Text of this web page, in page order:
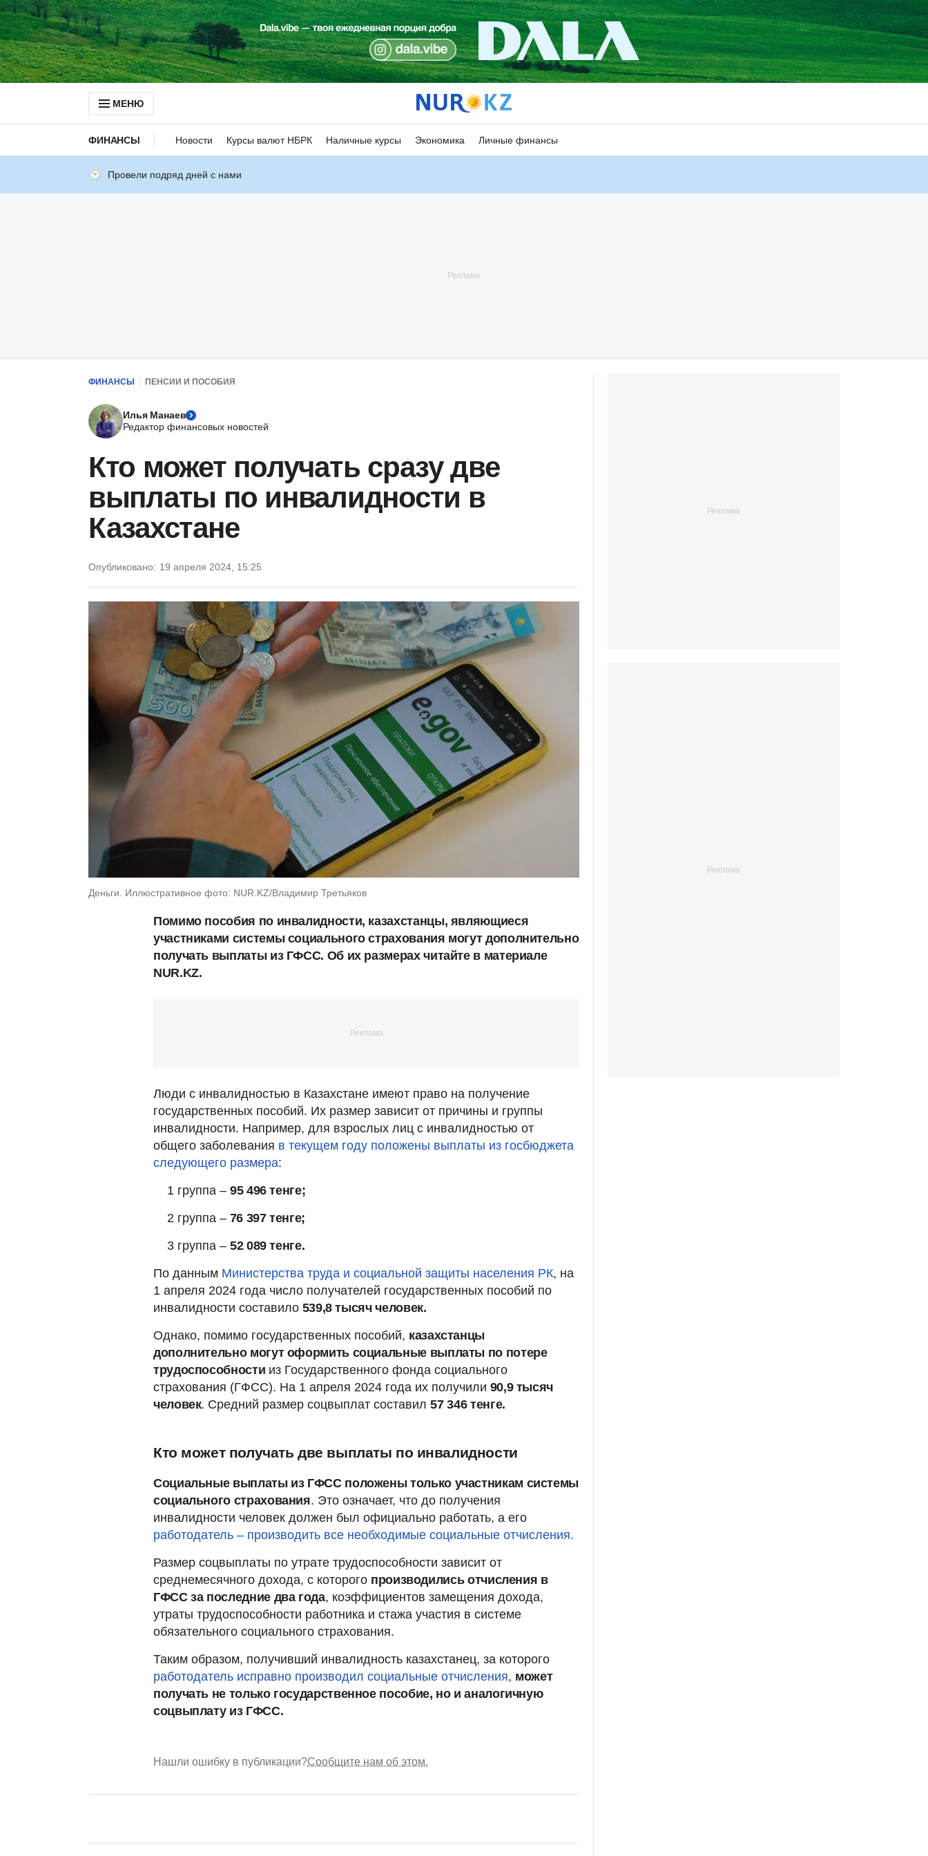
МЕНЮ
ФИНАНСЫ Новости Курсы валют НБРК Наличные курсы Экономика Личные финансы
Провели подряд дней с нами
ФИНАНСЫ ПЕНСИИ И ПОСОБИЯ
Илья Манаев
Редактор финансовых новостей
Кто может получать сразу две
выплаты по инвалидности в
Казахстане
Опубликовано: 19 апреля 2024, 15:25
Деньги. Иллюстративное фото: NUR.KZ/Владимир Третьяков
Помимо пособия по инвалидности, казахстанцы, являющиеся
участниками системы социального страхования могут дополнительно
получать выплаты из ГФСС. Об их размерах читайте в материале
NUR.KZ.
Люди с инвалидностью в Казахстане имеют право на получение
государственных пособий. Их размер зависит от причины и группы
инвалидности. Например, для взрослых лиц с инвалидностью от
общего заболевания в текущем году положены выплаты из госбюджета
следующего размера:
1 группа – 95 496 тенге;
2 группа – 76 397 тенге;
3 группа – 52 089 тенге.
По данным Министерства труда и социальной защиты населения РК, на
1 апреля 2024 года число получателей государственных пособий по
инвалидности составило 539,8 тысяч человек.
Однако, помимо государственных пособий, казахстанцы
дополнительно могут оформить социальные выплаты по потере
трудоспособности из Государственного фонда социального
страхования (ГФСС). На 1 апреля 2024 года их получили 90,9 тысяч
человек. Средний размер соцвыплат составил57 346 тенге.
Кто может получать две выплаты по инвалидности
Социальные выплаты из ГФСС положены только участникам системы
социального страхования. Это означает, что до получения
инвалидности человек должен был официально работать, а его
работодатель – производить все необходимые социальные отчисления.
Размер соцвыплаты по утрате трудоспособности зависит от
среднемесячного дохода, с которого производились отчисления в
ГФСС за последние два года, коэффициентов замещения дохода,
утраты трудоспособности работника и стажа участия в системе
обязательного социального страхования.
Таким образом, получивший инвалидность казахстанец, за которого
работодатель исправно производил социальные отчисления, может
получать не только государственное пособие, но и аналогичную
соцвыплату из ГФСС.
Нашли ошибку в публикации?Сообщите нам об этом.